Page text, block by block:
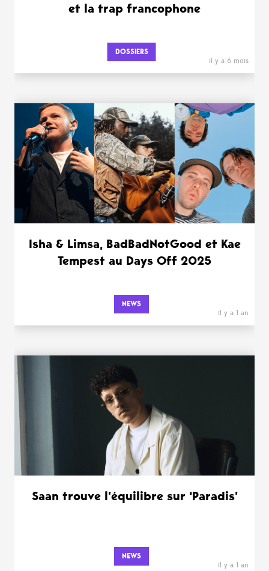
et la trap francophone
DOSSIERS
il y a 6 mois
Isha & Limsa, BadBadNotGood et Kae
Tempest au Days Off 2025
NEWS
il y a 1 an
Saan trouve l’équilibre sur ‘Paradis’
NEWS
il y a 1 an